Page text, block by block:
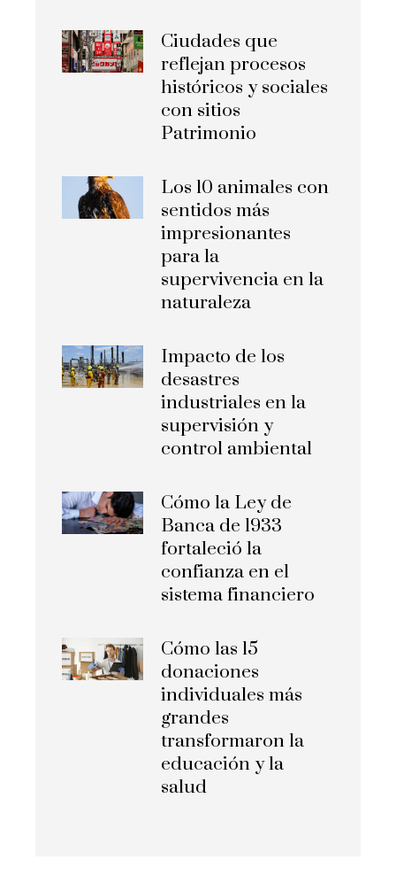
Ciudades que
reflejan procesos
históricos y sociales
con sitios
Patrimonio
Los 10 animales con
sentidos más
impresionantes
para la
supervivencia en la
naturaleza
Impacto de los
desastres
industriales en la
supervisión y
control ambiental
Cómo la Ley de
Banca de 1933
fortaleció la
confianza en el
sistema financiero
Cómo las 15
donaciones
individuales más
grandes
transformaron la
educación y la
salud